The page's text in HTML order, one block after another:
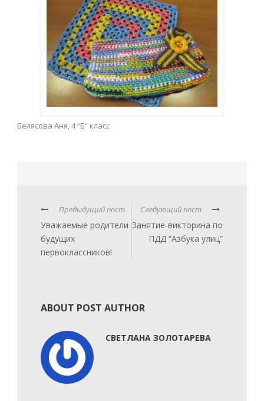
Белясова Аня, 4 “Б” класс
Предыдущий пост
Уважаемые родители
будущих
первоклассников!
Следующий пост
Занятие-викторина по
ПДД “Азбука улиц”
ABOUT POST AUTHOR
СВЕТЛАНА ЗОЛОТАРЕВА